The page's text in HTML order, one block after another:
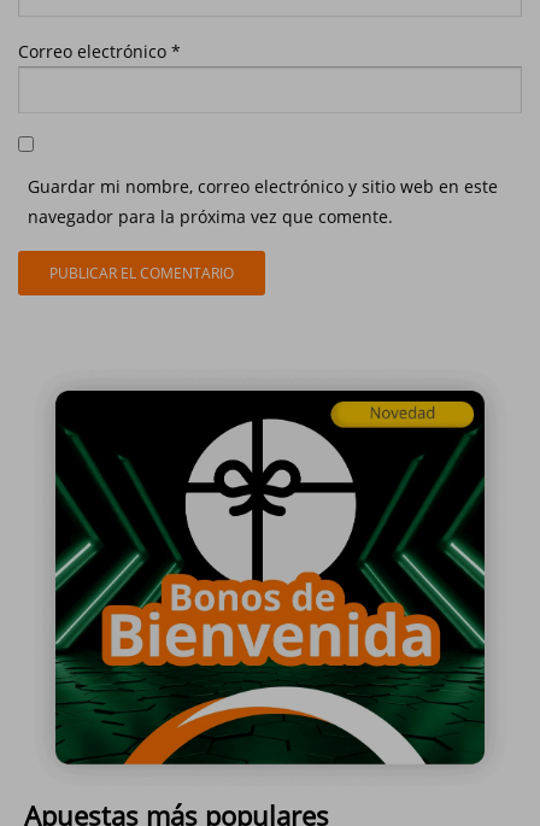
Correo electrónico *
Guardar mi nombre, correo electrónico y sitio web en este
navegador para la próxima vez que comente.
Apuestas más populares